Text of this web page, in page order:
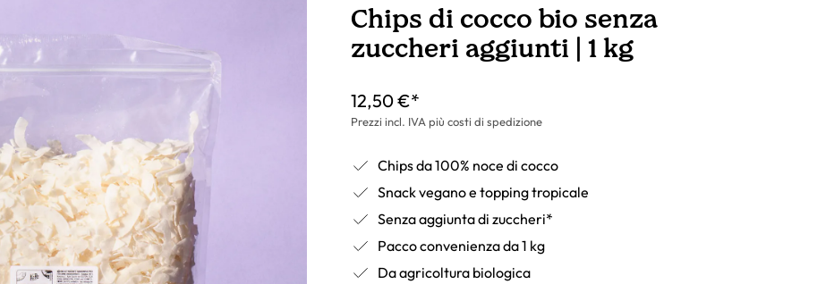
Chips di cocco bio senza
zuccheri aggiunti | 1 kg
12,50 €*
Prezzi incl. IVA più costi di spedizione
Chips da 100% noce di cocco
Snack vegano e topping tropicale
Senza aggiunta di zuccheri*
Pacco convenienza da 1 kg
Da agricoltura biologica